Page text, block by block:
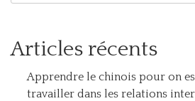
Articles récents
Apprendre le chinois pour on
travailler dans les relations